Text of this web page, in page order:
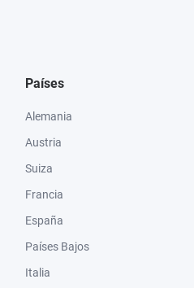
Países
Alemania
Austria
Suiza
Francia
España
Países Bajos
Italia